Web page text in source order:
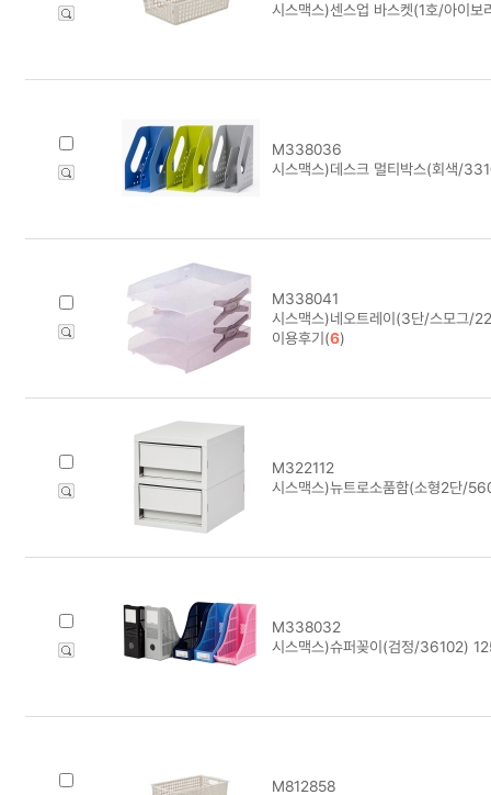
시스맥스)센스업 바스켓(1호/아이
M338036
시스맥스)데스크 멀티박스(회색/
M338041
시스맥스)네오트레이(3단/스모그/
이용후기(6)
M322112
시스맥스)뉴트로소품함(소형2단/
M338032
시스맥스)슈퍼꽂이(검정/36102)
M812858